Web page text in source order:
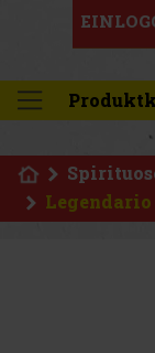
Legendario